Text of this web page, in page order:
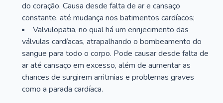
do coração. Causa desde falta de ar e cansaço
constante, até mudança nos batimentos cardíacos;
Valvulopatia, no qual há um enrijecimento das
válvulas cardíacas, atrapalhando o bombeamento do
sangue para todo o corpo. Pode causar desde falta de
ar até cansaço em excesso, além de aumentar as
chances de surgirem arritmias e problemas graves
como a parada cardíaca.